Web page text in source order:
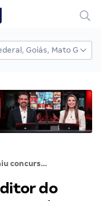
Saiu concurso para auditor do Tribunal de Contas do Paraná (TCE/PR)! Inicial de R$ 28.947,54!
do